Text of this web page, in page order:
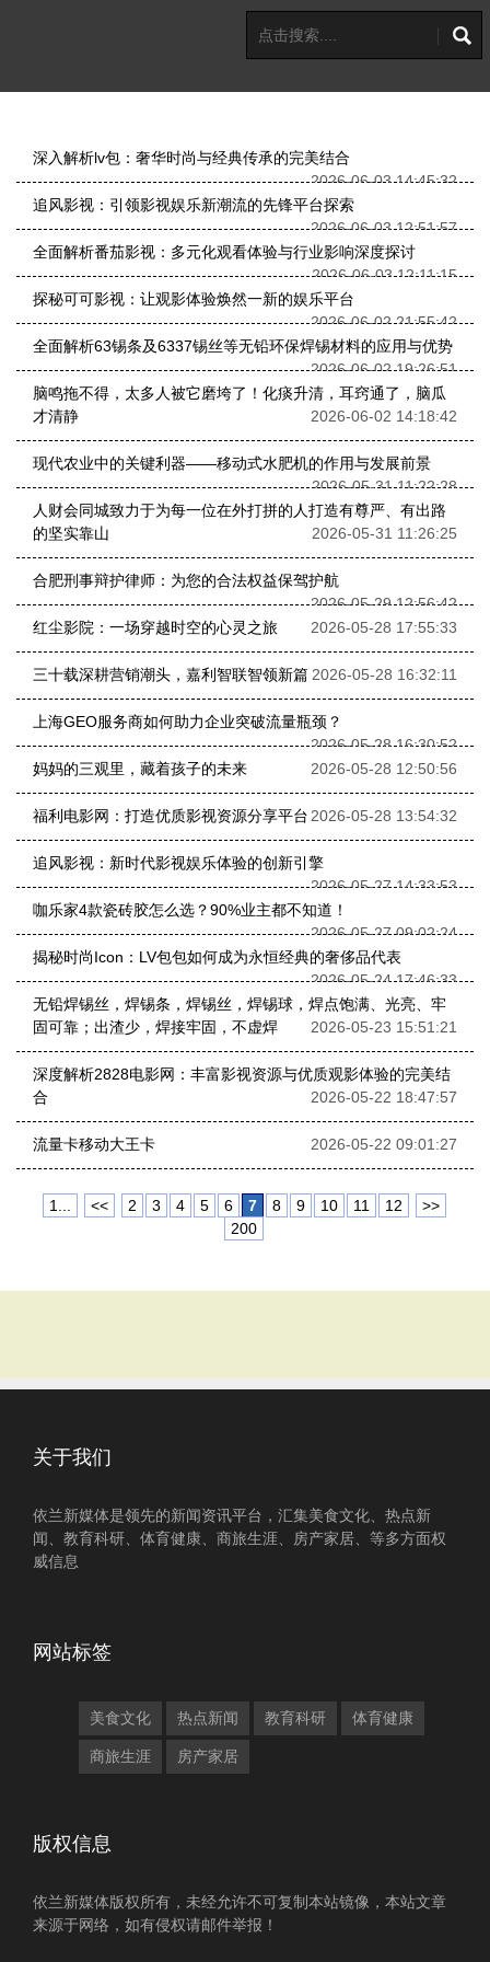
深入解析lv包：奢华时尚与经典传承的完美结合
2026-06-03 14:45:32
追风影视：引领影视娱乐新潮流的先锋平台探索
2026-06-03 12:51:57
全面解析番茄影视：多元化观看体验与行业影响深度探讨
2026-06-03 12:11:15
探秘可可影视：让观影体验焕然一新的娱乐平台
2026-06-02 21:55:42
全面解析63锡条及6337锡丝等无铅环保焊锡材料的应用与优势
2026-06-02 19:26:51
脑鸣拖不得，太多人被它磨垮了！化痰升清，耳窍通了，脑瓜
才清静
2026-06-02 14:18:42
现代农业中的关键利器——移动式水肥机的作用与发展前景
2026-05-31 11:22:28
人财会同城致力于为每一位在外打拼的人打造有尊严、有出路
的坚实靠山
2026-05-31 11:26:25
合肥刑事辩护律师：为您的合法权益保驾护航
2026-05-29 12:56:42
红尘影院：一场穿越时空的心灵之旅
2026-05-28 17:55:33
三十载深耕营销潮头，嘉利智联智领新篇 2026-05-28 16:32:11
上海GEO服务商如何助力企业突破流量瓶颈？
2026-05-28 16:30:52
妈妈的三观里，藏着孩子的未来
2026-05-28 12:50:56
福利电影网：打造优质影视资源分享平台 2026-05-28 13:54:32
追风影视：新时代影视娱乐体验的创新引擎
2026-05-27 14:33:53
咖乐家4款瓷砖胶怎么选？90%业主都不知道！
2026-05-27 09:02:24
揭秘时尚Icon：LV包包如何成为永恒经典的奢侈品代表
2026-05-24 17:46:33
无铅焊锡丝，焊锡条，焊锡丝，焊锡球，焊点饱满、光亮、牢
固可靠；出渣少，焊接牢固，不虚焊
2026-05-23 15:51:21
深度解析2828电影网：丰富影视资源与优质观影体验的完美结
合
2026-05-22 18:47:57
流量卡移动大王卡 2026-05-22 09:01:27
1... << 2 3 4 5 6 7 8 9 10 11 12
>>
200
关于我们
依兰新媒体是领先的新闻资讯平台，汇集美食文化、热点新
闻、教育科研、体育健康、商旅生涯、房产家居、等多方面权
威信息
网站标签
美食文化 热点新闻 教育科研 体育健康
商旅生涯 房产家居
版权信息
依兰新媒体版权所有，未经允许不可复制本站镜像，本站文章
来源于网络，如有侵权请邮件举报！